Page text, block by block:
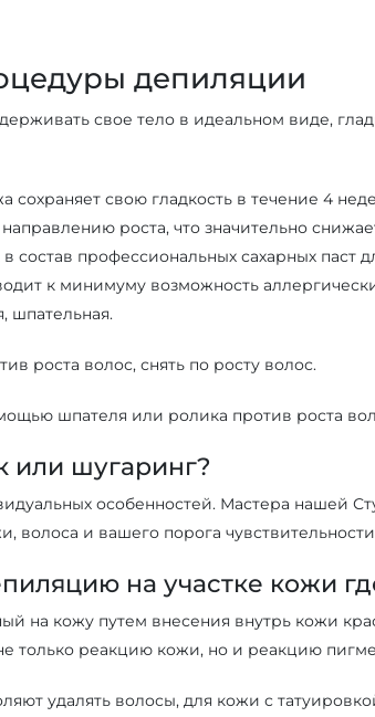
депиляции
свое тело в идеальном виде,
сохраняет свою гладкость в течение 4
роста, что значительно
состав профессиональных сахарных
к минимуму возможность
шпательная.
роста волос, снять по росту волос.
шпателя или ролика против роста
или шугаринг?
особенностей. Мастера нашей
волоса и вашего порога
на участке кожи
на кожу путем внесения внутрь кожи
только реакцию кожи, но и реакцию
удалять волосы, для кожи с